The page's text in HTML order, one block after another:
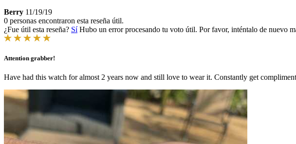
Berry 11/19/19
0 personas encontraron esta reseña útil.
¿Fue útil esta reseña? Sí Hubo un error procesando tu voto útil. Por favor, inténtalo de nuevo
Attention grabber!
Have had this watch for almost 2 years now and still love to wear it. Constantly get